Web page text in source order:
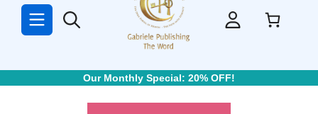
Our Monthly Special: 20% OFF!